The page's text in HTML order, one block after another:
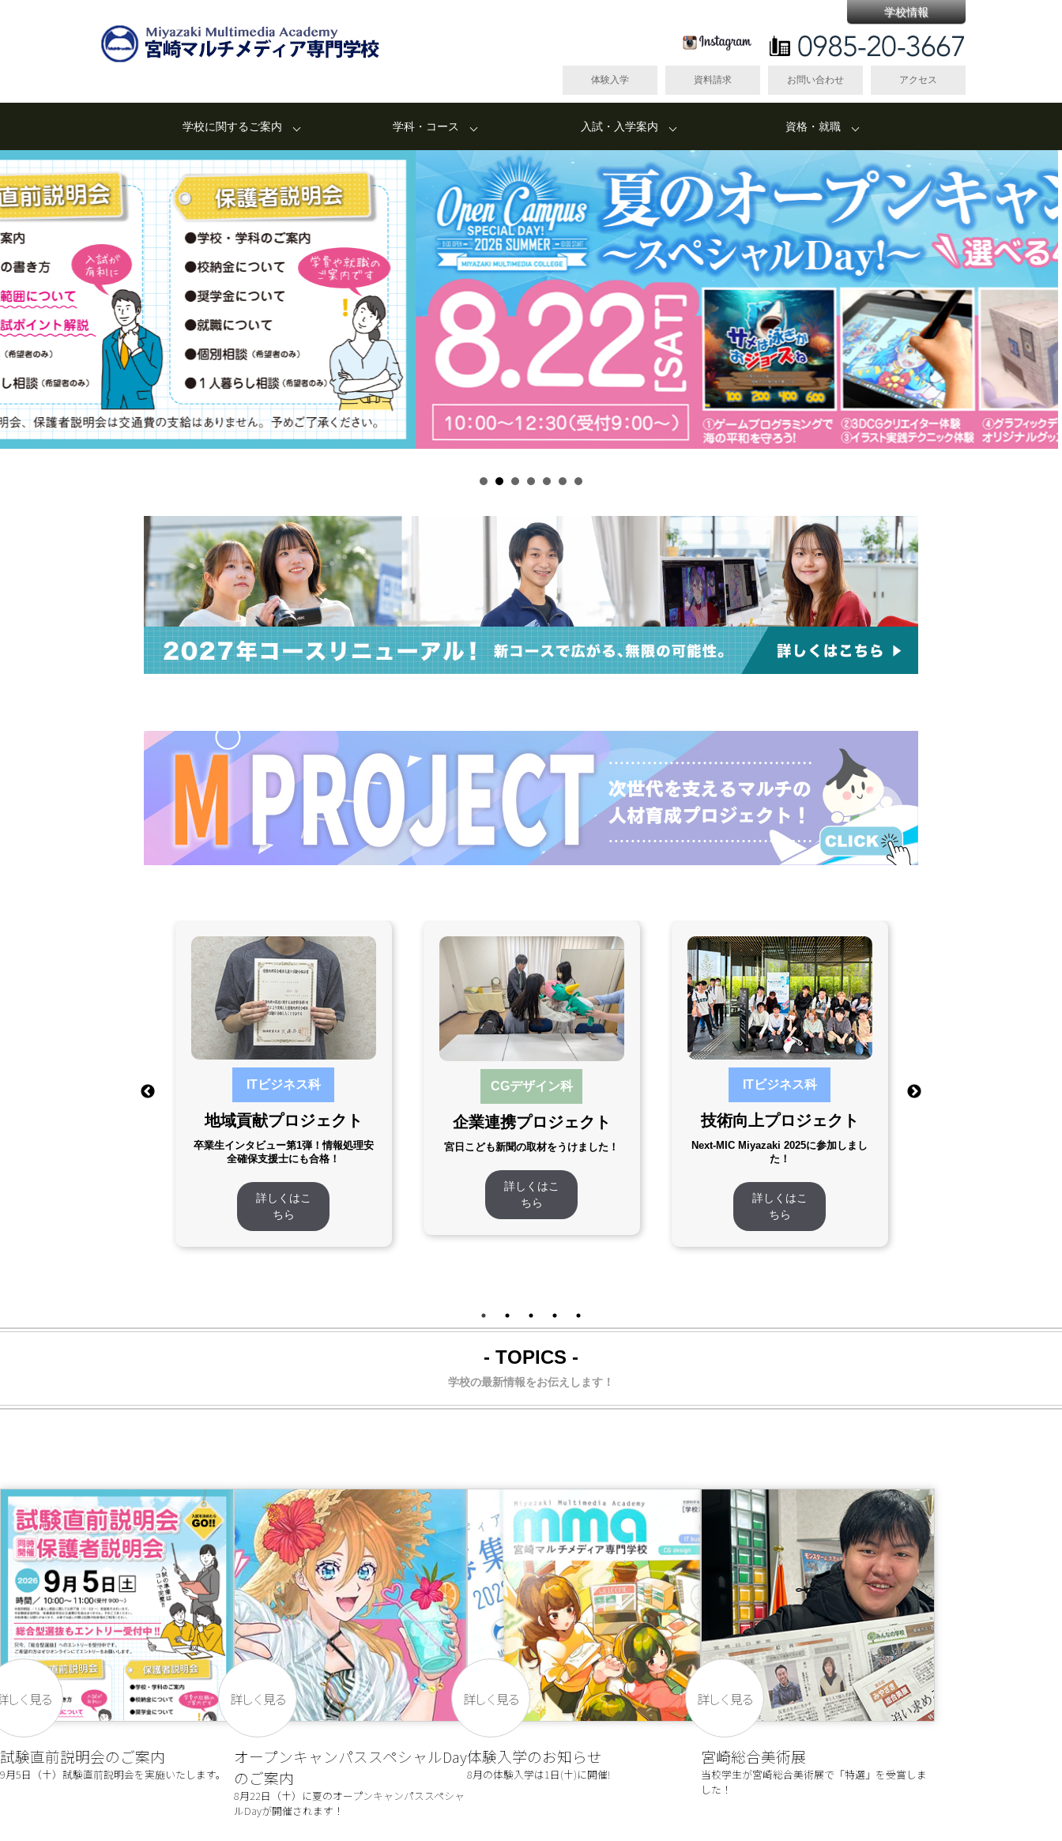
学校情報
体験入学 資料請求 お問い合わせ アクセス
学校に関するご案内 学科・コース 入試・入学案内 資格・就職
ITビジネス科
地域貢献プロジェクト
卒業生インタビュー第1弾！情報処理安
全確保支援士にも合格！
詳しくはこ
ちら
CGデザイン科
企業連携プロジェクト
宮日こども新聞の取材をうけました！
詳しくはこ
ちら
ITビジネス科
技術向上プロジェクト
Next-MIC Miyazaki 2025に参加しまし
た！
詳しくはこ
ちら
- TOPICS -
学校の最新情報をお伝えします！
しく見る
試験直前説明会のご案内
9月5日（土）試験直前説明会を実施いたします。
詳しく見る
オープンキャンパススペシャルDay
のご案内
8月22日（土）に夏のオープンキャンパススペシャ
ルDayが開催されます！
詳しく見る
体験入学のお知らせ
8月の体験入学は1日(土)に開催!
詳しく見る
宮崎総合美術展
当校学生が宮崎総合美術展で「特選」を受賞しま
した！